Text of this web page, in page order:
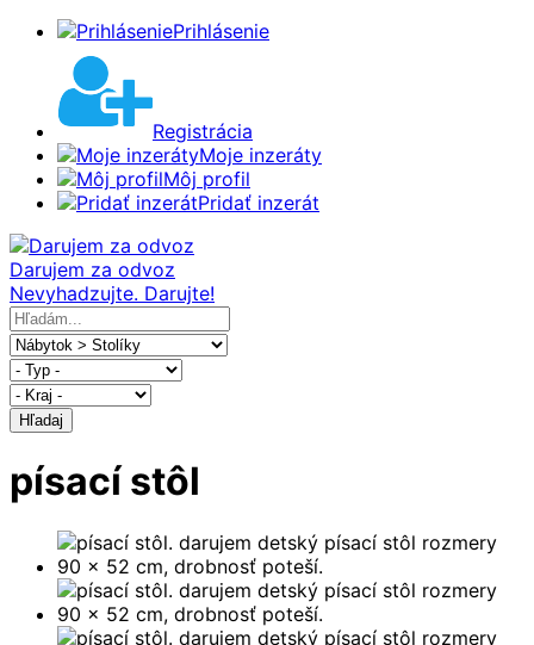
Prihlásenie
Registrácia
Moje inzeráty
Môj profil
Pridať inzerát
Darujem za odvoz
Nevyhadzujte. Darujte!
Hľadaj
písací stôl